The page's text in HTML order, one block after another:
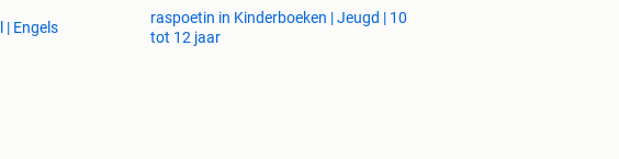
| Engels
raspoetin in Kinderboeken | Jeugd | 10
tot 12 jaar